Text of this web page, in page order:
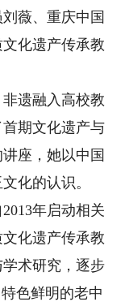
薇、重庆中国
化遗产传承教
遗融入高校教
期文化遗产与
座，她以中国
化的认识。
年启动相关
化遗产传承教
术研究，逐步
色鲜明的老中